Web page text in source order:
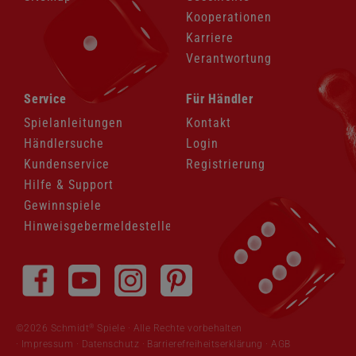
Kooperationen
Karriere
Verantwortung
Navigation
überspringen
Service
Spielanleitungen
Händlersuche
Kundenservice
Hilfe & Support
Gewinnspiele
Hinweisgebermeldestelle
Navigation
überspringen
Für Händler
Kontakt
Login
Registrierung
überspringen
©2026 Schmidt ®
Spiele · Alle Rechte vorbehalten
Impressum · Datenschutz · Barrierefreiheitserklärung ·AGB